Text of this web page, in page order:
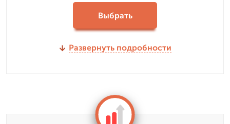
Выбрать
Развернуть подробности